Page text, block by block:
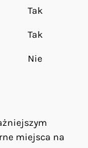
Tak
Tak
Nie
miejsca na